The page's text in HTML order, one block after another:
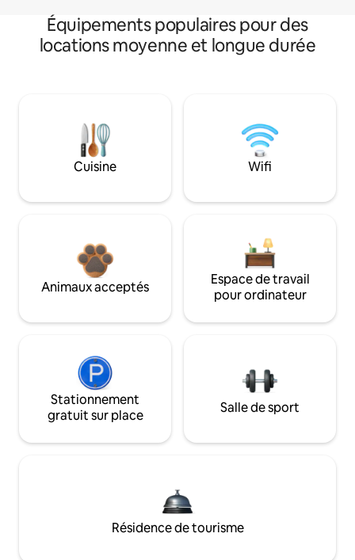
Équipements populaires pour des
locations moyenne et longue durée
Cuisine Wifi
Animaux acceptés
Espace de travail
pour ordinateur
Stationnement
gratuit sur place
Salle de sport
Résidence de tourisme